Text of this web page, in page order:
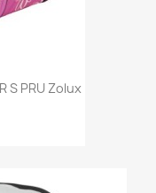
S PRU Zolux